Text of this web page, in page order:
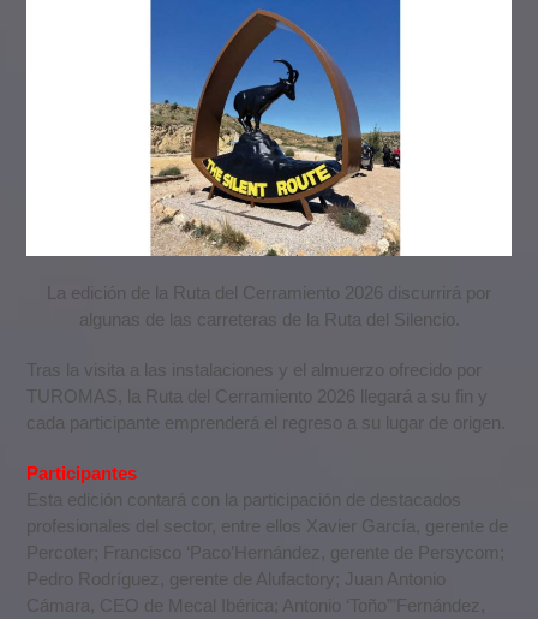
La edición de la Ruta del Cerramiento 2026 discurrirá por
algunas de las carreteras de la Ruta del Silencio.
Tras la visita a las instalaciones y el almuerzo ofrecido por
TUROMAS, la Ruta del Cerramiento 2026 llegará a su fin y
cada participante emprenderá el regreso a su lugar de origen.
Participantes
Esta edición contará con la participación de destacados
profesionales del sector, entre ellos Xavier García, gerente de
Percoter; Francisco ‘Paco’Hernández, gerente de Persycom;
Pedro Rodríguez, gerente de Alufactory; Juan Antonio
Cámara, CEO de Mecal Ibérica; Antonio ‘Toño”’Fernández,